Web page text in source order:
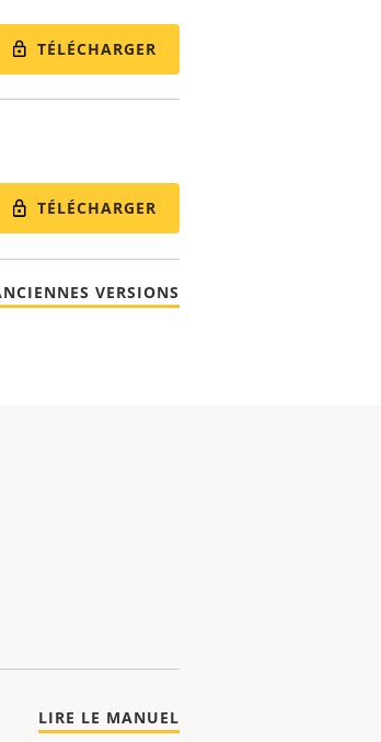
TÉLÉCHARGER
TÉLÉCHARGER
VERSIONS
LIRE LE MANUEL